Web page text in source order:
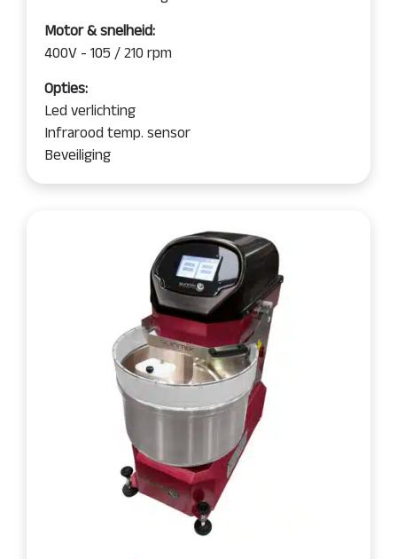
Motor & snelheid:
400V - 105 / 210 rpm
Opties:
Led verlichting
Infrarood temp. sensor
Beveiliging